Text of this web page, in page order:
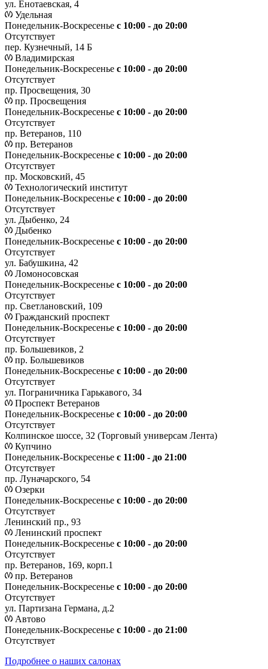
ул. Енотаевская, 4
Удельная
Понедельник-Воскресенье с 10:00 - до 20:00
Отсутствует
пер. Кузнечный, 14 Б
Владимирская
Понедельник-Воскресенье с 10:00 - до 20:00
Отсутствует
пр. Просвещения, 30
пр. Просвещения
Понедельник-Воскресенье c 10:00 - до 20:00
Отсутствует
пр. Ветеранов, 110
пр. Ветеранов
Понедельник-Воскресенье с 10:00 - до 20:00
Отсутствует
пр. Московский, 45
Технологический институт
Понедельник-Воскресенье с 10:00 - до 20:00
Отсутствует
ул. Дыбенко, 24
Дыбенко
Понедельник-Воскресенье с 10:00 - до 20:00
Отсутствует
ул. Бабушкина, 42
Ломоносовская
Понедельник-Воскресенье с 10:00 - до 20:00
Отсутствует
пр. Светлановский, 109
Гражданский проспект
Понедельник-Воскресенье с 10:00 - до 20:00
Отсутствует
пр. Большевиков, 2
пр. Большевиков
Понедельник-Воскресенье с 10:00 - до 20:00
Отсутствует
ул. Пограничника Гарькавого, 34
Проспект Ветеранов
Понедельник-Воскресенье с 10:00 - до 20:00
Отсутствует
Колпинское шоссе, 32 (Торговый универсам Лента)
Купчино
Понедельник-Воскресенье с 11:00 - до 21:00
Отсутствует
пр. Луначарского, 54
Озерки
Понедельник-Воскресенье с 10:00 - до 20:00
Отсутствует
Ленинский пр., 93
Ленинский проспект
Понедельник-Воскресенье с 10:00 - до 20:00
Отсутствует
пр. Ветеранов, 169, корп.1
пр. Ветеранов
Понедельник-Воскресенье с 10:00 - до 20:00
Отсутствует
ул. Партизана Германа, д.2
Автово
Понедельник-Воскресенье с 10:00 - до 21:00
Отсутствует
Подробнее о наших салонах